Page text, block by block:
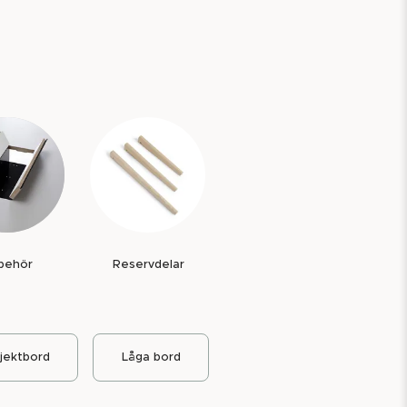
Reservdelar
Låga bord